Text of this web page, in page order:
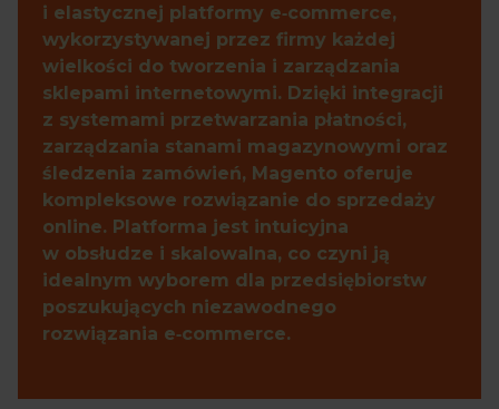
i elastycznej platformy e‑commerce,
wykorzystywanej przez firmy każdej
wielkości do tworzenia i zarządzania
sklepami internetowymi. Dzięki integracji
z systemami przetwarzania płatności,
zarządzania stanami magazynowymi oraz
śledzenia zamówień, Magento oferuje
kompleksowe rozwiązanie do sprzedaży
online. Platforma jest intuicyjna
w obsłudze i skalowalna, co czyni ją
idealnym wyborem dla przedsiębiorstw
poszukujących niezawodnego
rozwiązania e‑commerce.